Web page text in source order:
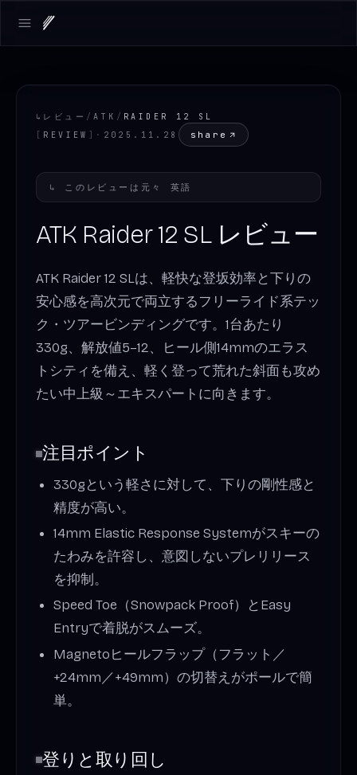
Open main menu
↳ レビュー /ATK / RAIDER 12 SL
[ REVIEW ] · 2025.11.28 share
↳ このレビューは元々 英語
ATK Raider 12 SL レビュー
ATK Raider 12 SLは、軽快な登坂効率と下りの
安心感を高次元で両立するフリーライド系テッ
ク・ツアービンディングです。1台あたり
330g、解放値5–12、ヒール側14mmのエラス
トシティを備え、軽く登って荒れた斜面も攻め
たい中上級～エキスパートに向きます。
注目ポイント
330gという軽さに対して、下りの剛性感と
精度が高い。
14mm Elastic Response Systemがスキーの
たわみを許容し、意図しないプレリリース
を抑制。
Speed Toe（Snowpack Proof）とEasy
Entryで着脱がスムーズ。
Magnetoヒールフラップ（フラット／
+24mm／+49mm）の切替えがポールで簡
単。
登りと取り回し